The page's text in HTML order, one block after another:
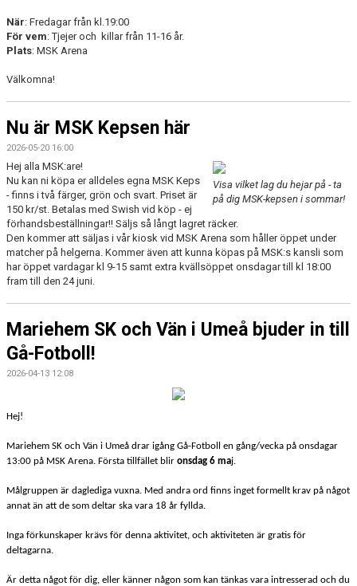
När: Fredagar från kl.19:00
För vem: Tjejer och killar från 11-16 år.
Plats: MSK Arena
Välkomna!
Nu är MSK Kepsen här
2026-05-20 16:00
Visa vilket lag du hejar på - ta
på dig MSK-kepsen i sommar!
Hej alla MSK:are!
Nu kan ni köpa er alldeles egna MSK Keps
- finns i två färger, grön och svart. Priset är
150 kr/st. Betalas med Swish vid köp - ej
förhandsbeställningar!! Säljs så långt lagret räcker.
Den kommer att säljas i vår kiosk vid MSK Arena som håller öppet under
matcher på helgerna. Kommer även att kunna köpas på MSK:s kansli som
har öppet vardagar kl 9-15 samt extra kvällsöppet onsdagar till kl 18:00
fram till den 24 juni.
Mariehem SK och Vän i Umeå bjuder in till
Gå-Fotboll!
2026-04-13 12:08
Hej!
Mariehem SK och Vän i Umeå drar igång Gå-Fotboll en gång/vecka på onsdagar
13:00 på MSK Arena. Första tillfället blir onsdag 6 maj.
Målgruppen är daglediga vuxna. Med andra ord finns inget formellt krav på något
annat än att de som deltar ska vara 18 år fyllda.
Inga förkunskaper krävs för denna aktivitet, och aktiviteten är gratis för
deltagarna.
Är detta något för dig, eller känner någon som kan tänkas vara intresserad och du